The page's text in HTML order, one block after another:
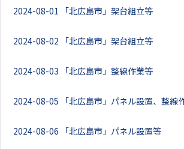
2024-08-01 「北広島市」架台組立等
2024-08-02 「北広島市」架台組立等
2024-08-03 「北広島市」整線作業等
2024-08-05 「北広島市」パネル設置、整線
2024-08-06 「北広島市」パネル設置等